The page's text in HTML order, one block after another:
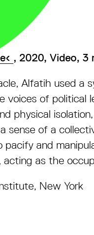
, 2020, Video, 3
Alfatih used a
voices of political
physical
sense of a
and
acting as the
New York